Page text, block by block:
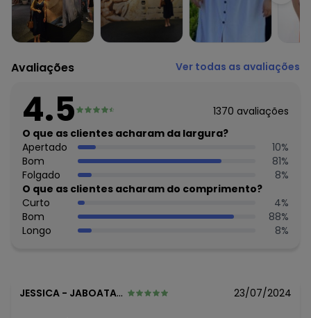
Histórico de preços
algum dia do mês, para o menor tamanho disponível.
agosto/2026
N/D*
junho/2026 R$ 59,99
maio/2026 N/D*
abril/2026
março/2026 R$ 59,99
fevereiro/2026 R$ 98,99
Avaliações Ver todas as avaliações
4.5 1370 avaliações
O que as clientes acharam da largura?
Apertado
10%
Bom
81%
Folgado
8%
O que as clientes acharam do comprimento?
Curto
4%
Bom
88%
Longo
8%
JESSICA - JABOATAO DOS GUARARAPES - PE 23/07/2024